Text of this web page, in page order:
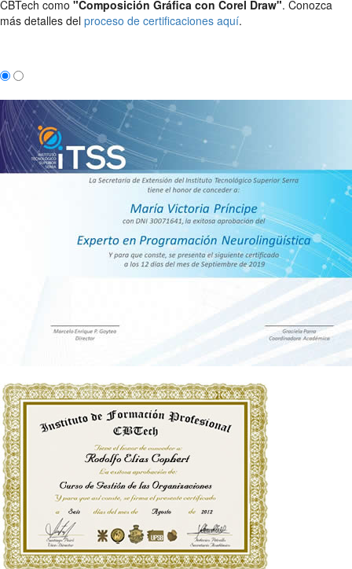
CBTech como "Composición Gráfica con Corel Draw". Conozca
más detalles del proceso de certificaciones aquí.